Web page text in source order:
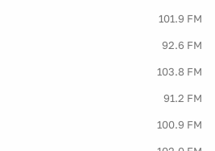
101.9 FM
92.6 FM
103.8 FM
91.2 FM
100.9 FM